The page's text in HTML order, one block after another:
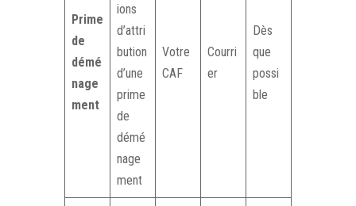
Prime
de
démé
nage
ment
ions
d’attri
bution
d’une
prime
de
démé
nage
ment
Votre
CAF
Courri
er
Dès
que
possi
ble